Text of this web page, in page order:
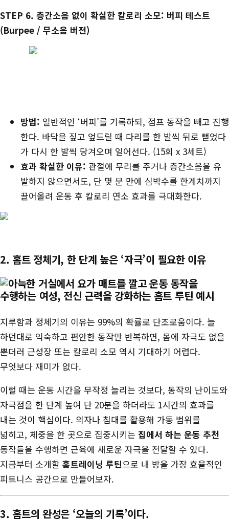
STEP 6. 층간소음 없이 확실한 칼로리 소모: 버피 테스트
(Burpee / 무소음 버전)
방법: 일반적인 ‘버피’를 기록하되, 점프 동작을 빼고 진행
한다. 바닥을 짚고 엎드릴 때 다리를 한 발씩 뒤로 뻗었다
가 다시 한 발씩 당겨오며 일어선다. (15회 x 3세트)
효과 확실한 이유: 관절에 무리를 주거나 층간소음을 유
발하지 않으면서도, 단 몇 분 만에 심박수를 한계치까지
끌어올려 운동 후 칼로리 연소 효과를 극대화한다.
2. 홈트 정체기, 한 단계 높은 ‘자극’이 필요한 이유
지루함과 정체기의 이유는 99%의 확률로 단조로움이다. 늘
하던대로 익숙하고 편안한 동작만 반복하면, 몸에 자극도 없을
뿐더러 근성장 또는 칼로리 소모 역시 기대하기 어렵다.
무엇보다 재미가 없다.
이럴 때는 운동 시간을 무작정 늘리는 것보다, 동작의 난이도와
자극점을 한 단계 높여 단 20분을 하더라도 1시간의 효과를
내는 것이 핵심이다. 의자나 침대를 활용해 가동 범위를
넓히고, 체중을 한 곳으로 집중시키는 집에서 하는 운동 추천
동작들을 수행하면 근육에 새로운 자극을 전달할 수 있다.
지금부터 소개할 홈트레이닝 루틴으로 내 방을 가장 효율적인
피트니스 공간으로 만들어보자.
3. 홈트의 완성은 ‘오늘의 기록’이다.